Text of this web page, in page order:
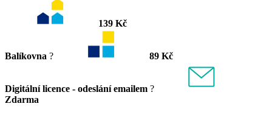
139 Kč
Balíkovna ? 89 Kč
Digitální licence - odeslání emailem ?
Zdarma